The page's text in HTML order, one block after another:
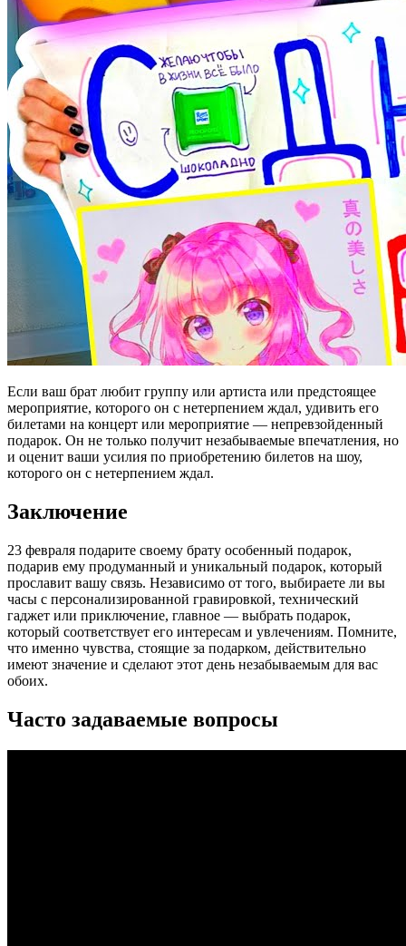
Если ваш брат любит группу или артиста или предстоящее
мероприятие, которого он с нетерпением ждал, удивить его
билетами на концерт или мероприятие — непревзойденный
подарок. Он не только получит незабываемые впечатления, но
и оценит ваши усилия по приобретению билетов на шоу,
которого он с нетерпением ждал.
Заключение
23 февраля подарите своему брату особенный подарок,
подарив ему продуманный и уникальный подарок, который
прославит вашу связь. Независимо от того, выбираете ли вы
часы с персонализированной гравировкой, технический
гаджет или приключение, главное — выбрать подарок,
который соответствует его интересам и увлечениям. Помните,
что именно чувства, стоящие за подарком, действительно
имеют значение и сделают этот день незабываемым для вас
обоих.
Часто задаваемые вопросы